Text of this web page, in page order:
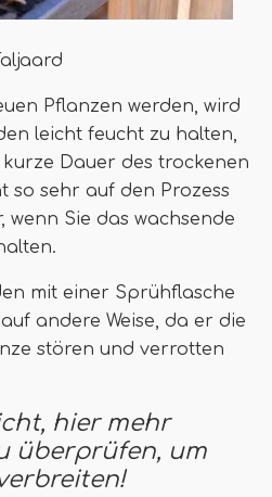
Pflanzen werden, wird
leicht feucht zu halten,
Dauer des trockenen
so sehr auf den Prozess
wenn Sie das wachsende
mit einer Sprühflasche
andere Weise, da er die
stören und verrotten
hier mehr
überprüfen, um